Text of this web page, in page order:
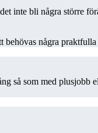
inte bli några större
några
så som med plusjobb